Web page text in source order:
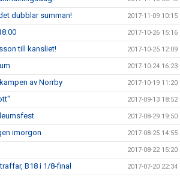
dubblar summan! 2017-11-09 10:15
2017-10-26 15:16
till kansliet! 2017-10-25 12:09
2017-10-24 16:23
av Norrby 2017-10-19 11:20
2017-09-13 18:52
2017-08-29 19:50
imorgon 2017-08-25 14:55
2017-08-22 15:20
B18 i 1/8-final 2017-07-20 22:34